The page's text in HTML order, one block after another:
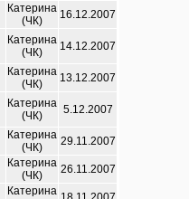
Катерина
(ЧК)
16.12.2007
Катерина
(ЧК)
14.12.2007
Катерина
(ЧК)
13.12.2007
Катерина
(ЧК)
5.12.2007
Катерина
(ЧК)
29.11.2007
Катерина
(ЧК)
26.11.2007
Катерина